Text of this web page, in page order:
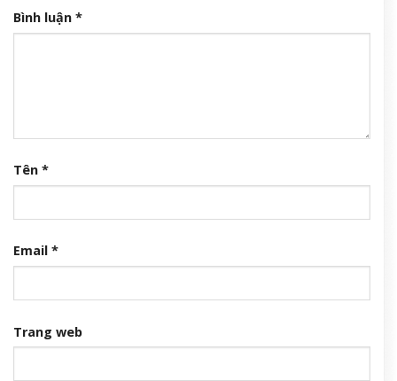
Bình luận *
Tên *
Email *
Trang web